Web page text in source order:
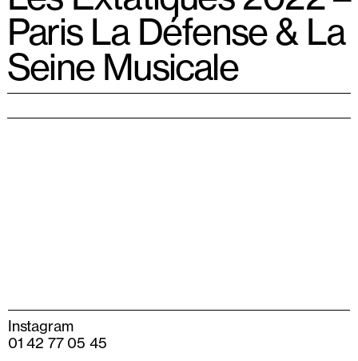
Paris La Défense & La
Seine Musicale
Instagram
01 42 77 05 45